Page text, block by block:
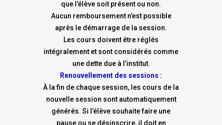
que l’élève soit présent ou non.
Aucun remboursement n’est possible
après le démarrage de la session.
Les cours doivent être réglés
intégralement et sont considérés comme
une dette due à l’institut.
Renouvellement des sessions :
À la fin de chaque session, les cours de la
nouvelle session sont automatiquement
générés. Si l’élève souhaite faire une
pause ou se désinscrire, il doit en